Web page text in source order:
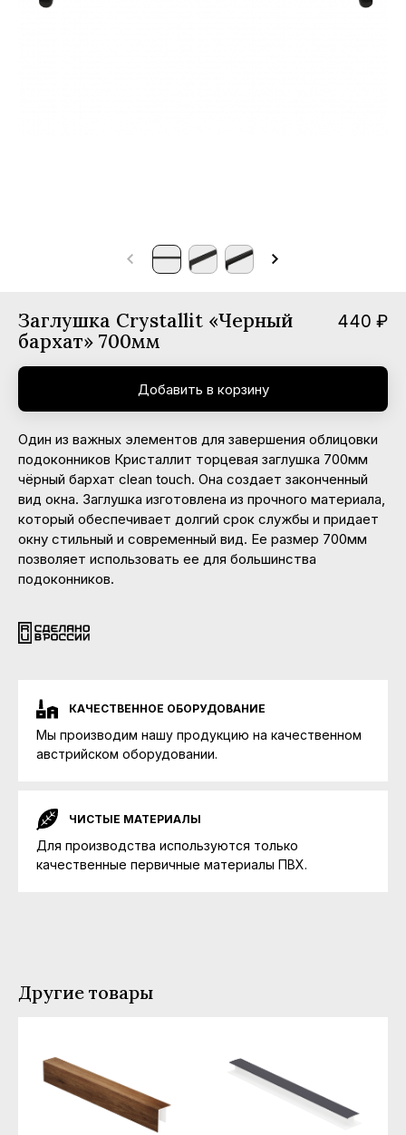
Заглушка Crystallit «Черный
бархат» 700мм
440 ₽
Добавить в корзину
Один из важных элементов для завершения облицовки
подоконников Кристаллит торцевая заглушка 700мм
чёрный бархат clean touch. Она создает законченный
вид окна. Заглушка изготовлена из прочного материала,
который обеспечивает долгий срок службы и придает
окну стильный и современный вид. Ее размер 700мм
позволяет использовать ее для большинства
подоконников.
КАЧЕСТВЕННОЕ ОБОРУДОВАНИЕ
Мы производим нашу продукцию на качественном
австрийском оборудовании.
ЧИСТЫЕ МАТЕРИАЛЫ
Для производства используются только
качественные первичные материалы ПВХ.
Другие товары